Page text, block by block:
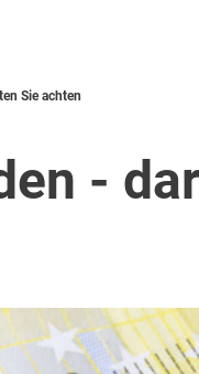
Sie achten
-